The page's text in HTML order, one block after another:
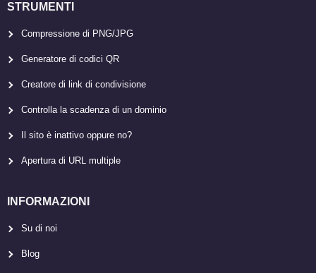
STRUMENTI
Compressione di PNG/JPG
Generatore di codici QR
Creatore di link di condivisione
Controlla la scadenza di un dominio
Il sito è inattivo oppure no?
Apertura di URL multiple
INFORMAZIONI
Su di noi
Blog